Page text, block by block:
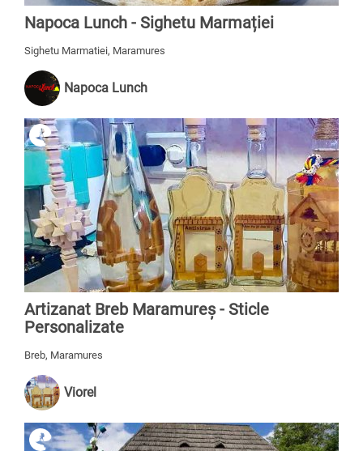
Napoca Lunch - Sighetu Marmației
Sighetu Marmatiei, Maramures
Napoca Lunch
Artizanat Breb Maramureș - Sticle
Personalizate
Breb, Maramures
Viorel